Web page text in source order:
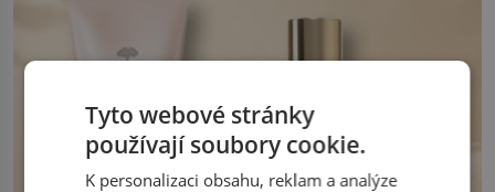
Tyto webové stránky
používají soubory cookie.
K personalizaci obsahu, reklam a analýze